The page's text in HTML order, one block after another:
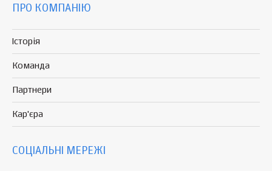
ПРО КОМПАНІЮ
Історія
Команда
Партнери
Кар'єра
СОЦІАЛЬНІ МЕРЕЖІ